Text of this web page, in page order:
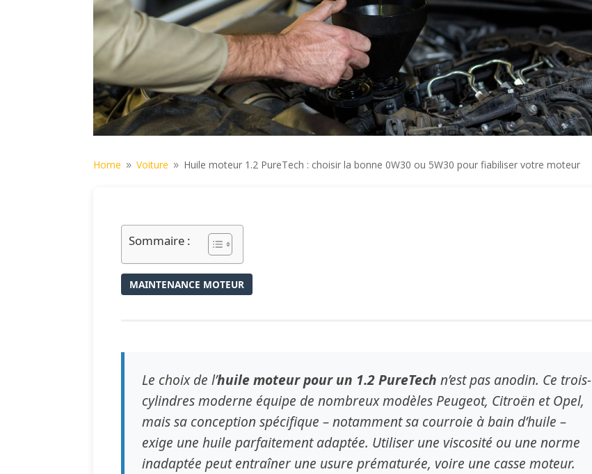
Home 9 Voiture 9 Huile moteur 1.2 PureTech : choisir la bonne 0W30 ou 5W30 pour fiabiliser votre moteur
Sommaire :
MAINTENANCE MOTEUR
Le choix de l’huile moteur pour un 1.2 PureTech n’est pas anodin. Ce trois-
cylindres moderne équipe de nombreux modèles Peugeot, Citroën et Opel,
mais sa conception spécifique – notamment sa courroie à bain d’huile –
exige une huile parfaitement adaptée. Utiliser une viscosité ou une norme
inadaptée peut entraîner une usure prématurée, voire une casse moteur.